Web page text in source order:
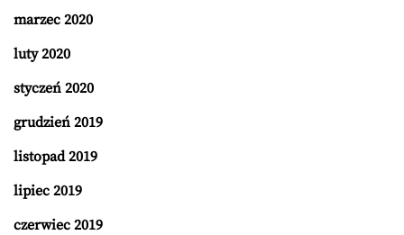
marzec 2020
luty 2020
styczeń 2020
grudzień 2019
listopad 2019
lipiec 2019
czerwiec 2019